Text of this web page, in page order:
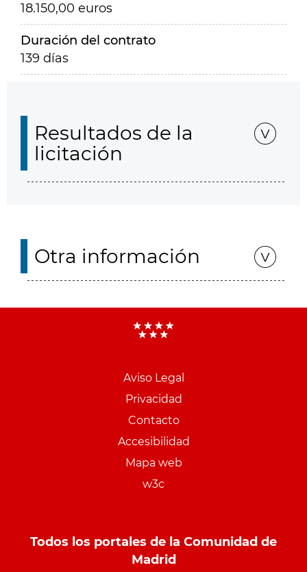
18.150,00 euros
Duración del contrato
139 días
Resultados de la
licitación
Otra información
Aviso Legal
Privacidad
Contacto
Accesibilidad
Mapa web
w3c
Todos los portales de la Comunidad de
Madrid